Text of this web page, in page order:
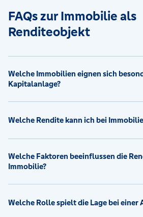
FAQs zur Immobilie als
Renditeobjekt
Welche Immobilien eignen sich
Kapitalanlage?
Welche Rendite kann ich bei
Welche Faktoren beeinflussen die
Immobilie?
Welche Rolle spielt die Lage bei einer